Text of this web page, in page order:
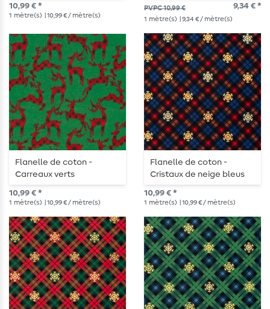
10,99 € *
1 mètre(s) | 10,99 € / mètre(s)
PVPC 10,99 € 9,34 € *
1 mètre(s) | 9,34 € / mètre(s)
Flanelle de coton -
Carreaux verts
10,99 € *
1 mètre(s) | 10,99 € / mètre(s)
Flanelle de coton -
Cristaux de neige bleus
10,99 € *
1 mètre(s) | 10,99 € / mètre(s)